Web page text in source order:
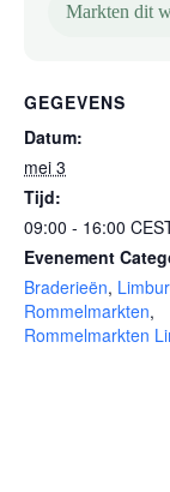
Markten dit
GEGEVENS
Datum:
mei 3
Tijd:
09:00 - 16:00
Evenement
Braderieën,
Rommelmarkten,
Rommelmarkten